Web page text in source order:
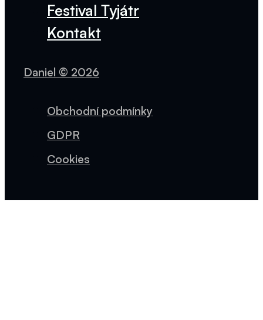
Festival Tyjátr
Kontakt
Daniel © 2026
Obchodní podmínky
GDPR
Cookies